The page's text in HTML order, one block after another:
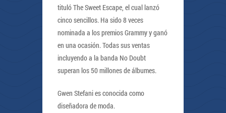
tituló The Sweet Escape, el cual lanzó
cinco sencillos. Ha sido 8 veces
nominada a los premios Grammy y ganó
en una ocasión. Todas sus ventas
incluyendo a la banda No Doubt
superan los 50 millones de álbumes.
Gwen Stefani es conocida como
diseñadora de moda.